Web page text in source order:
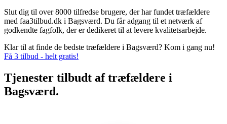
Slut dig til over 8000 tilfredse brugere, der har fundet træfældere
med faa3tilbud.dk i Bagsværd. Du får adgang til et netværk af
godkendte fagfolk, der er dedikeret til at levere kvalitetsarbejde.
Klar til at finde de bedste træfældere i Bagsværd? Kom i gang nu!
Få 3 tilbud - helt gratis!
Tjenester tilbudt af træfældere i
Bagsværd.